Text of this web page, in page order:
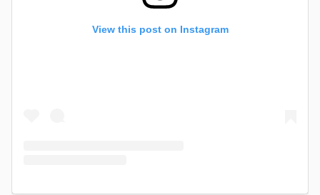
View this post on Instagram